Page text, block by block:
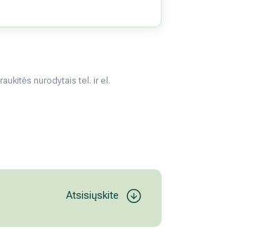
nurodytais tel. ir el.
Atsisiųskite